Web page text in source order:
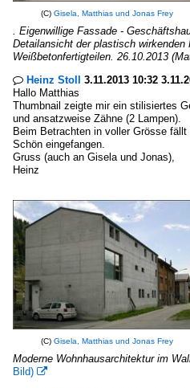
(C) Gisela, Matthias und Jonas Frey
. Eigenwillige Fassade -
Detailansicht der plastisch wirkenden
Weißbetonfertigteilen. 26.10.2013
 Heinz Stoll
3.11.2013 10:32
Hallo Matthias
Thumbnail zeigte mir ein stilisiertes
und ansatzweise Zähne (2 Lampen).
Beim Betrachten in voller Grösse
Schön eingefangen.
Gruss (auch an Gisela und Jonas),
Heinz
(C) Gisela, Matthias und Jonas Frey
Moderne Wohnhausarchitektur im
Bild) 